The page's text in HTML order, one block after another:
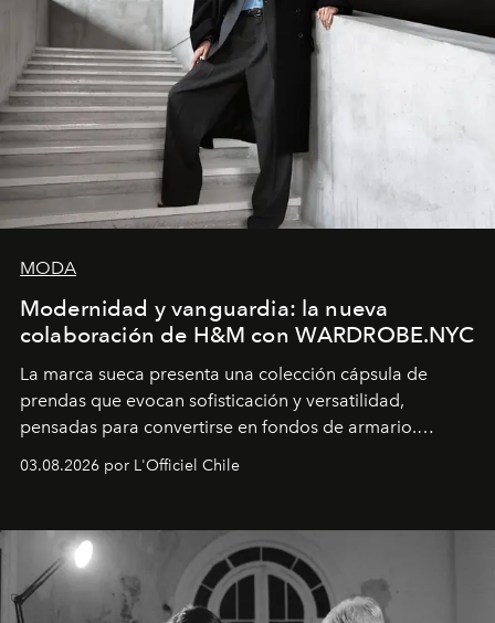
MODA
Modernidad y vanguardia: la nueva
colaboración de H&M con WARDROBE.NYC
La marca sueca presenta una colección cápsula de
prendas que evocan sofisticación y versatilidad,
pensadas para convertirse en fondos de armario.
03.08.2026 por L'Officiel Chile